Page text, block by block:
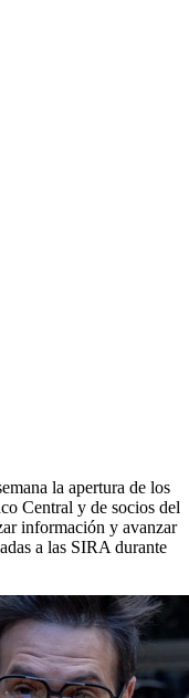
la apertura de los
Central y de socios del
información y avanzar
a las SIRA durante